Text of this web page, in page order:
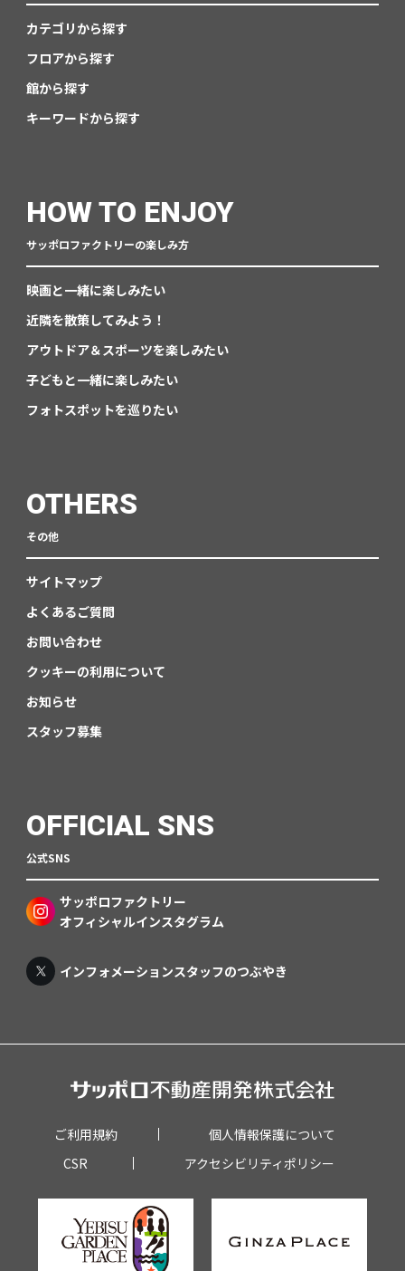
カテゴリから探す
フロアから探す
館から探す
キーワードから探す
HOW TO ENJOY
サッポロファクトリーの楽しみ方
映画と一緒に楽しみたい
近隣を散策してみよう！
アウトドア＆スポーツを楽しみたい
子どもと一緒に楽しみたい
フォトスポットを巡りたい
OTHERS
その他
サイトマップ
よくあるご質問
お問い合わせ
クッキーの利用について
お知らせ
スタッフ募集
OFFICIAL SNS
公式SNS
サッポロファクトリー
オフィシャルインスタグラム
インフォメーションスタッフのつぶやき
ご利用規約
個人情報保護について
CSR
アクセシビリティポリシー